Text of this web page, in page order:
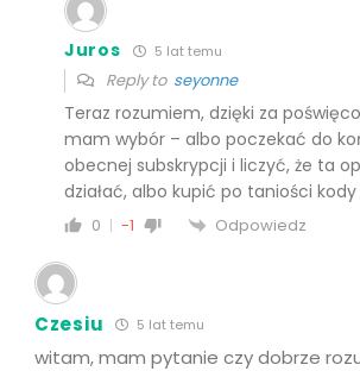
Juros 5 lat temu
Reply to seyonne
Teraz rozumiem, dzięki za
mam wybór – albo poczekać do
obecnej subskrypcji i liczyć, że ta
działać, albo kupić po taniości
0 -1 Odpowiedz
Czesiu 5 lat temu
witam, mam pytanie czy dobrze